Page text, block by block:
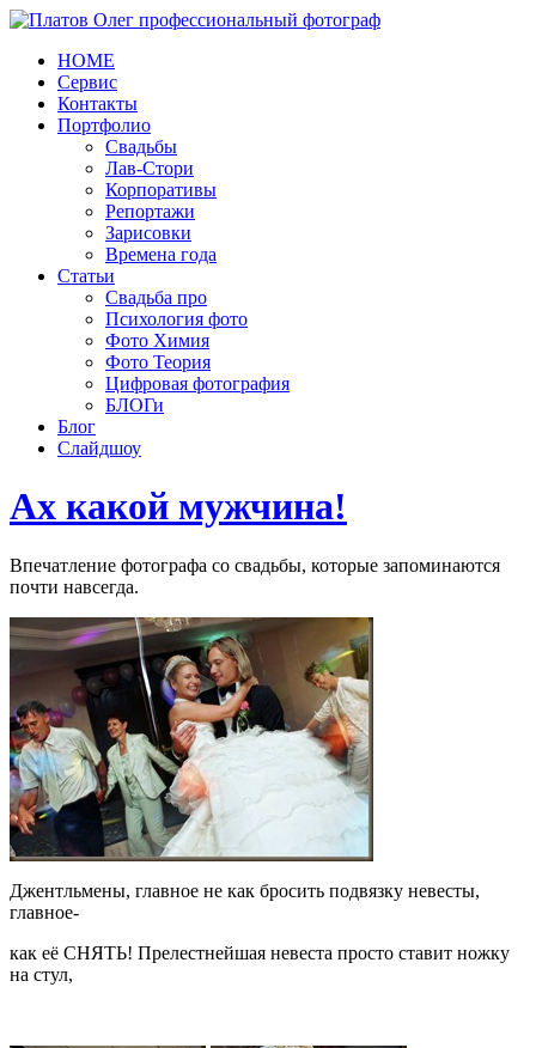
HOME
Сервис
Контакты
Портфолио
Свадьбы
Лав-Стори
Корпоративы
Репортажи
Зарисовки
Времена года
Статьи
Свадьба про
Психология фото
Фото Химия
Фото Теория
Цифровая фотография
БЛОГи
Блог
Слайдшоу
Ах какой мужчина!
Впечатление фотографа со свадьбы, которые запоминаются
почти навсегда.
Джентльмены, главное не как бросить подвязку невесты,
главное-
как её СНЯТЬ! Прелестнейшая невеста просто ставит ножку
на стул,